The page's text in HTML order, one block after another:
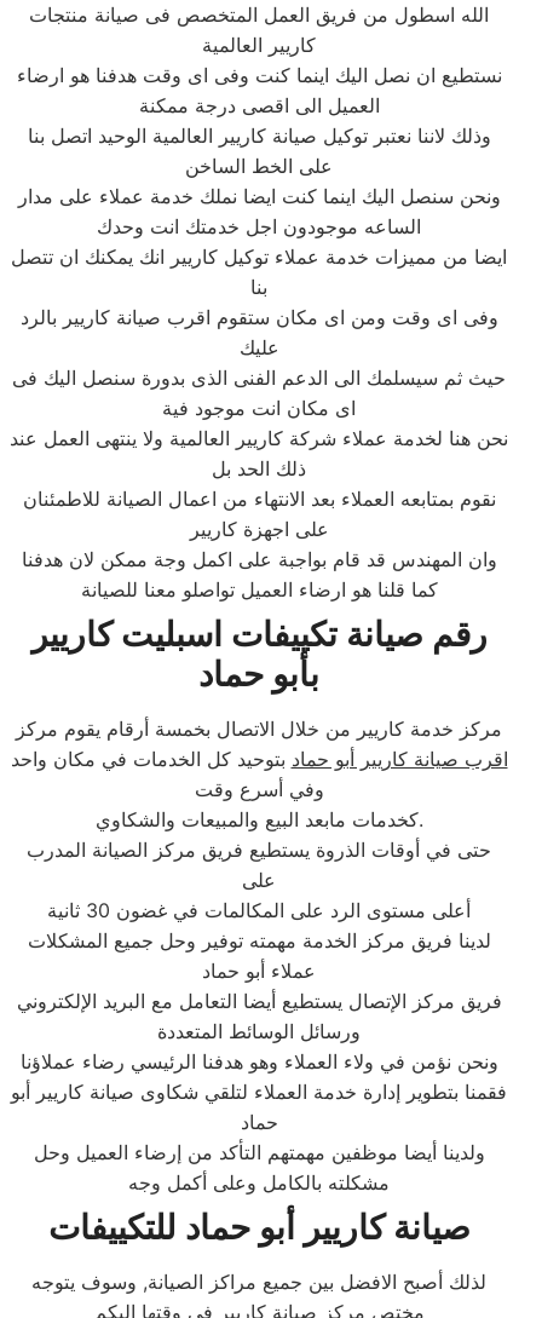
الله اسطول من فريق العمل المتخصص فى صيانة منتجات
كاريير العالمية
نستطيع ان نصل اليك اينما كنت وفى اى وقت هدفنا هو ارضاء
العميل الى اقصى درجة ممكنة
وذلك لاننا نعتبر توكيل صيانة كاريير العالمية الوحيد اتصل بنا
على الخط الساخن
ونحن سنصل اليك اينما كنت ايضا نملك خدمة عملاء على مدار
الساعه موجودون اجل خدمتك انت وحدك
ايضا من مميزات خدمة عملاء توكيل كاريير انك يمكنك ان تتصل
بنا
وفى اى وقت ومن اى مكان ستقوم اقرب صيانة كاريير بالرد
عليك
حيث ثم سيسلمك الى الدعم الفنى الذى بدورة سنصل اليك فى
اى مكان انت موجود فية
نحن هنا لخدمة عملاء شركة كاريير العالمية ولا ينتهى العمل عند
ذلك الحد بل
نقوم بمتابعه العملاء بعد الانتهاء من اعمال الصيانة للاطمئنان
على اجهزة كاريير
وان المهندس قد قام بواجبة على اكمل وجة ممكن لان هدفنا
كما قلنا هو ارضاء العميل تواصلو معنا للصيانة
رقم صيانة تكييفات اسبليت كاريير
بأبو حماد
مركز خدمة كاريير من خلال الاتصال بخمسة أرقام يقوم مركز
اقرب صيانة كاريير أبو حماد بتوحيد كل الخدمات في مكان واحد
وفي أسرع وقت
كخدمات مابعد البيع والمبيعات والشكاوي.
حتى في أوقات الذروة يستطيع فريق مركز الصيانة المدرب
على
أعلى مستوى الرد على المكالمات في غضون 30 ثانية
لدينا فريق مركز الخدمة مهمته توفير وحل جميع المشكلات
عملاء أبو حماد
فريق مركز الإتصال يستطيع أيضا التعامل مع البريد الإلكتروني
ورسائل الوسائط المتعددة
ونحن نؤمن في ولاء العملاء وهو هدفنا الرئيسي رضاء عملاؤنا
فقمنا بتطوير إدارة خدمة العملاء لتلقي شكاوى صيانة كاريير أبو
حماد
ولدينا أيضا موظفين مهمتهم التأكد من إرضاء العميل وحل
مشكلته بالكامل وعلى أكمل وجه
صيانة كاريير أبو حماد للتكييفات
لذلك أصبح الافضل بين جميع مراكز الصيانة, وسوف يتوجه
مختص مركز صيانة كاريير فى وقتها اليكم